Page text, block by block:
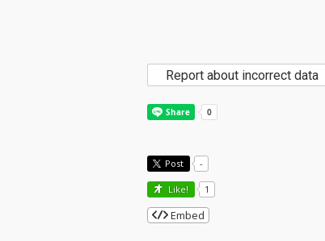
Report about incorrect data
Post -
Like! 1
Embed